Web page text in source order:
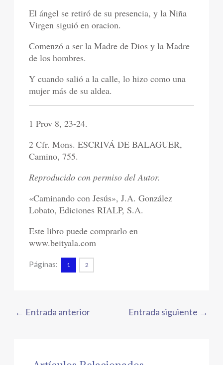
El ángel se retiró de su presencia, y la Niña
Virgen siguió en oracion.
Comenzó a ser la Madre de Dios y la Madre
de los hombres.
Y cuando salió a la calle, lo hizo como una
mujer más de su aldea.
1 Prov 8, 23-24.
2 Cfr. Mons. ESCRIVÁ DE BALAGUER,
Camino, 755.
Reproducido con permiso del Autor.
«Caminando con Jesús», J.A. González
Lobato, Ediciones RIALP, S.A.
Este libro puede comprarlo en
www.beityala.com
Páginas: 1 2
← Entrada anterior Entrada siguiente →